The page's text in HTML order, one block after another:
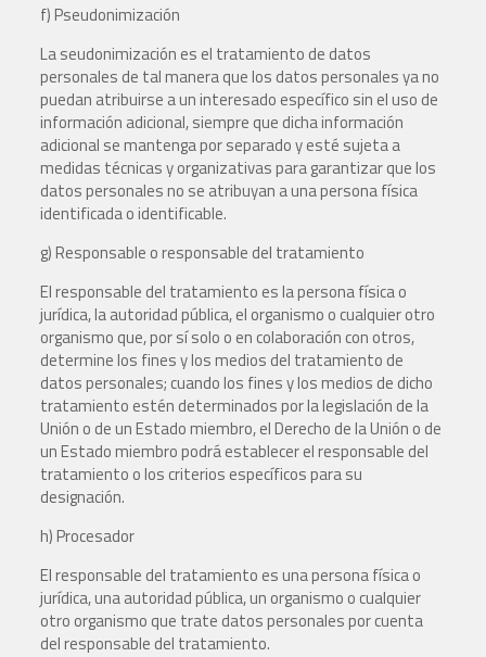
f) Pseudonimización
La seudonimización es el tratamiento de datos
personales de tal manera que los datos personales ya no
puedan atribuirse a un interesado específico sin el uso de
información adicional, siempre que dicha información
adicional se mantenga por separado y esté sujeta a
medidas técnicas y organizativas para garantizar que los
datos personales no se atribuyan a una persona física
identificada o identificable.
g) Responsable o responsable del tratamiento
El responsable del tratamiento es la persona física o
jurídica, la autoridad pública, el organismo o cualquier otro
organismo que, por sí solo o en colaboración con otros,
determine los fines y los medios del tratamiento de
datos personales; cuando los fines y los medios de dicho
tratamiento estén determinados por la legislación de la
Unión o de un Estado miembro, el Derecho de la Unión o de
un Estado miembro podrá establecer el responsable del
tratamiento o los criterios específicos para su
designación.
h) Procesador
El responsable del tratamiento es una persona física o
jurídica, una autoridad pública, un organismo o cualquier
otro organismo que trate datos personales por cuenta
del responsable del tratamiento.